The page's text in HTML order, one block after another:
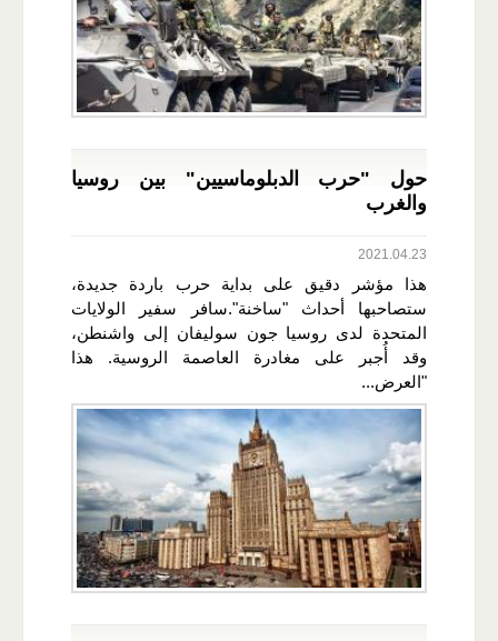
حول "حرب الدبلوماسيين" بين روسيا
والغرب
2021.04.23
هذا مؤشر دقيق على بداية حرب باردة جديدة،
ستصاحبها أحداث "ساخنة".سافر سفير الولايات
المتحدة لدى روسيا جون سوليفان إلى واشنطن،
وقد أُجبر على مغادرة العاصمة الروسية. هذا
"العرض...